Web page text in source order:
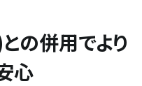
の併用でより
心